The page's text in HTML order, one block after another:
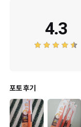
4.3
포토 후기